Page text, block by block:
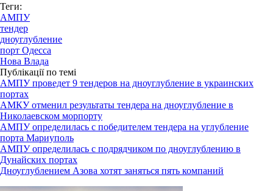
Теги:
АМПУ
тендер
дноуглубление
порт Одесса
Нова Влада
Публікації по темі
АМПУ проведет 9 тендеров на дноуглубление в украинских
портах
АМКУ отменил результаты тендера на дноуглубление в
Николаевском морпорту
АМПУ определилась с победителем тендера на углубление
порта Мариуполь
АМПУ определилась с подрядчиком по дноуглублению в
Дунайских портах
Дноуглублением Азова хотят заняться пять компаний